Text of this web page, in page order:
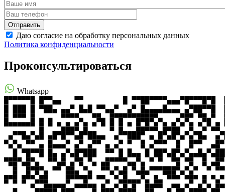
Даю согласие на обработку персональных данных
Политика конфиденциальности
Проконсультироваться
Whatsapp